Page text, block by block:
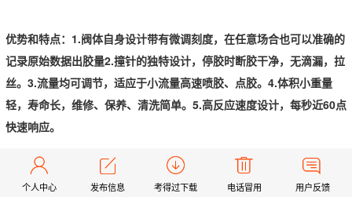
优势和特点：1.阀体自身设计带有微调刻度，在任意场合也可以准确的
记录原始数据出胶量2.撞针的独特设计，停胶时断胶干净，无滴漏，拉
丝。3.流量均可调节，适应于小流量高速喷胶、点胶。4.体积小重量
轻，寿命长，维修、保养、清洗简单。5.高反应速度设计，每秒近60点
快速响应。
个人中心 发布信息 考得过下载 电话冒用 用户反馈